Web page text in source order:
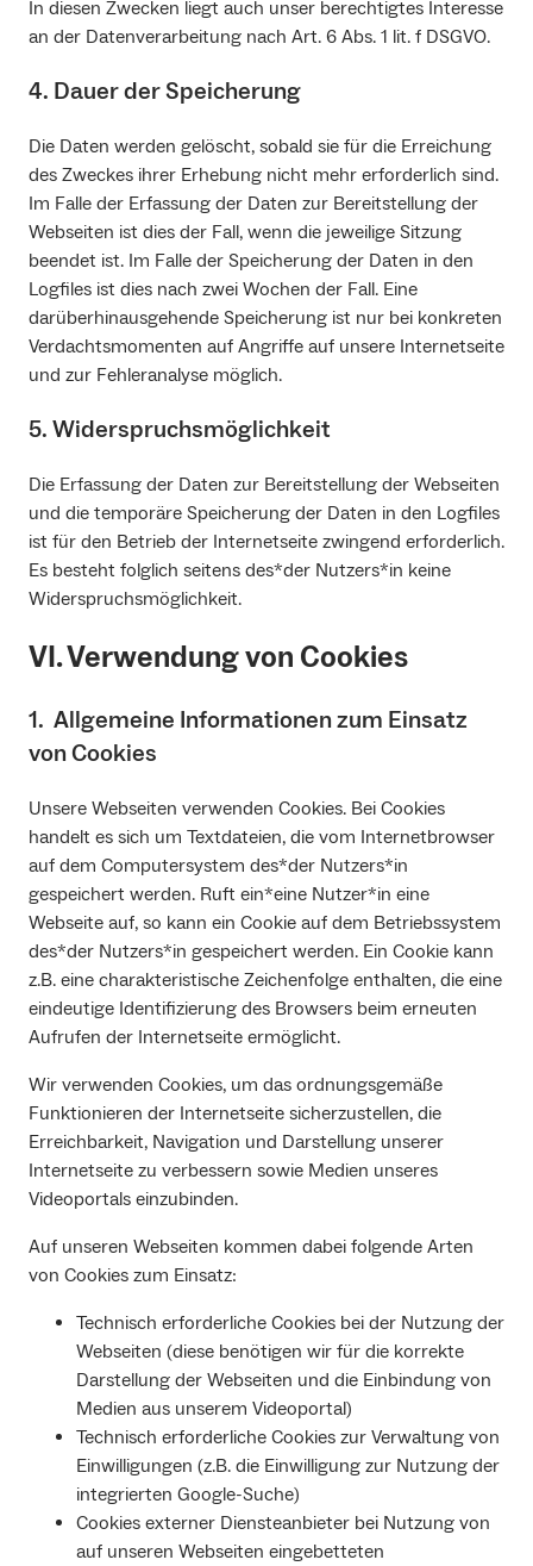
In diesen Zwecken liegt auch unser berechtigtes Interesse
an der Datenverarbeitung nach Art. 6 Abs. 1 lit. f DSGVO.
4. Dauer der Speicherung
Die Daten werden gelöscht, sobald sie für die Erreichung
des Zweckes ihrer Erhebung nicht mehr erforderlich sind.
Im Falle der Erfassung der Daten zur Bereitstellung der
Webseiten ist dies der Fall, wenn die jeweilige Sitzung
beendet ist. Im Falle der Speicherung der Daten in den
Logfiles ist dies nach zwei Wochen der Fall. Eine
darüberhinausgehende Speicherung ist nur bei konkreten
Verdachtsmomenten auf Angriffe auf unsere Internetseite
und zur Fehleranalyse möglich.
5. Widerspruchsmöglichkeit
Die Erfassung der Daten zur Bereitstellung der Webseiten
und die temporäre Speicherung der Daten in den Logfiles
ist für den Betrieb der Internetseite zwingend erforderlich.
Es besteht folglich seitens des*der Nutzers*in keine
Widerspruchsmöglichkeit.
VI. Verwendung von Cookies
1. Allgemeine Informationen zum Einsatz
von Cookies
Unsere Webseiten verwenden Cookies. Bei Cookies
handelt es sich um Textdateien, die vom Internetbrowser
auf dem Computersystem des*der Nutzers*in
gespeichert werden. Ruft ein*eine Nutzer*in eine
Webseite auf, so kann ein Cookie auf dem Betriebssystem
des*der Nutzers*in gespeichert werden. Ein Cookie kann
z.B. eine charakteristische Zeichenfolge enthalten, die eine
eindeutige Identifizierung des Browsers beim erneuten
Aufrufen der Internetseite ermöglicht.
Wir verwenden Cookies, um das ordnungsgemäße
Funktionieren der Internetseite sicherzustellen, die
Erreichbarkeit, Navigation und Darstellung unserer
Internetseite zu verbessern sowie Medien unseres
Videoportals einzubinden.
Auf unseren Webseiten kommen dabei folgende Arten
von Cookies zum Einsatz:
Technisch erforderliche Cookies bei der Nutzung der
Webseiten (diese benötigen wir für die korrekte
Darstellung der Webseiten und die Einbindung von
Medien aus unserem Videoportal)
Technisch erforderliche Cookies zur Verwaltung von
Einwilligungen (z.B. die Einwilligung zur Nutzung der
integrierten Google-Suche)
Cookies externer Diensteanbieter bei Nutzung von
auf unseren Webseiten eingebetteten